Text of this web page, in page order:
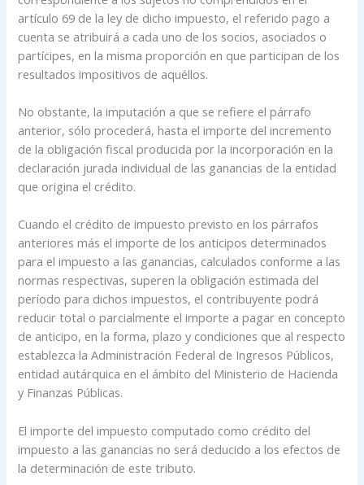
artículo 69 de la ley de dicho impuesto, el referido pago a
cuenta se atribuirá a cada uno de los socios, asociados o
partícipes, en la misma proporción en que participan de los
resultados impositivos de aquéllos.
No obstante, la imputación a que se refiere el párrafo
anterior, sólo procederá, hasta el importe del incremento
de la obligación fiscal producida por la incorporación en la
declaración jurada individual de las ganancias de la entidad
que origina el crédito.
Cuando el crédito de impuesto previsto en los párrafos
anteriores más el importe de los anticipos determinados
para el impuesto a las ganancias, calculados conforme a las
normas respectivas, superen la obligación estimada del
período para dichos impuestos, el contribuyente podrá
reducir total o parcialmente el importe a pagar en concepto
de anticipo, en la forma, plazo y condiciones que al respecto
establezca la Administración Federal de Ingresos Públicos,
entidad autárquica en el ámbito del Ministerio de Hacienda
y Finanzas Públicas.
El importe del impuesto computado como crédito del
impuesto a las ganancias no será deducido a los efectos de
la determinación de este tributo.